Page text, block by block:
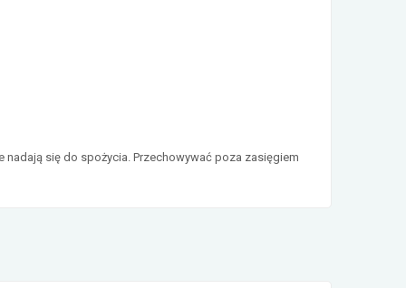
się do spożycia. Przechowywać poza zasięgiem